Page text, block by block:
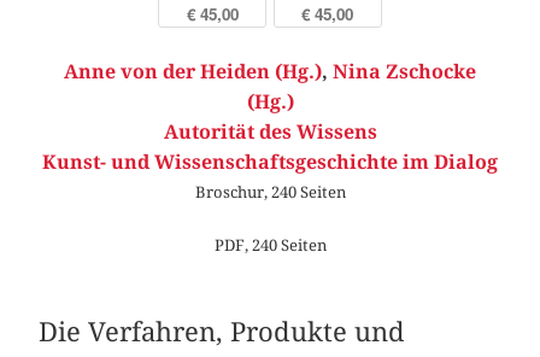
€ 45,00 € 45,00
Anne von der Heiden (Hg.), Nina Zschocke
(Hg.)
Autorität des Wissens
Kunst- und Wissenschaftsgeschichte im Dialog
Broschur, 240 Seiten
PDF, 240 Seiten
Die Verfahren, Produkte und